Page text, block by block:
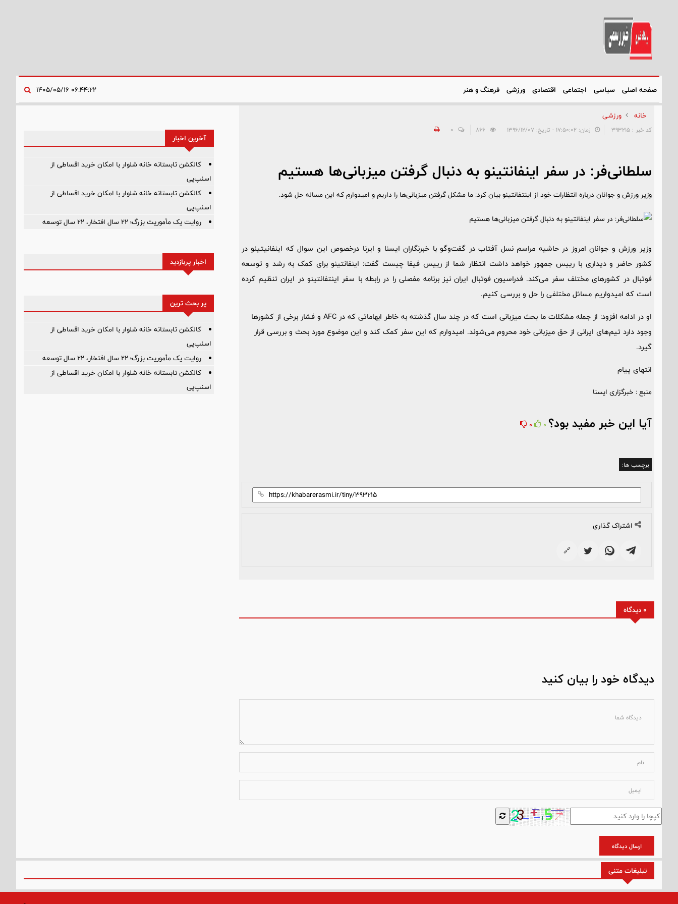
صفحه اصلی سیاسی اجتماعی اقتصادی ورزشی فرهنگ و هنر
خانه ورزشی
کد خبر : 393215 زمان: ۱۷:۵۰:۰۲ - تاریخ: ۱۳۹۶/۱۲/۰۷ 0
سلطانی‌فر: در سفر اینفانتینو به دنبال گرفتن میزبانی‌ها هستیم
وزیر ورزش و جوانان درباره انتظارات خود از اینتفانتینو بیان کرد: ما مشکل گرفتن میزبانی‌ها را داریم و امیدوارم که این مساله حل شود.
وزیر ورزش و جوانان امروز در حاشیه مراسم نسل آفتاب در گفت‌وگو با خبرنگاران ایسنا و ایرنا درخصوص این سوال که اینفانیتینو در
کشور حاضر و دیداری با رییس جمهور خواهد داشت انتظار شما از رییس فیفا چیست گفت: اینفانتینو برای کمک به رشد و توسعه
فوتبال در کشورهای مختلف سفر می‌کند. فدراسیون فوتبال ایران نیز برنامه مفصلی را در رابطه با سفر اینتفانتینو در ایران تنظیم کرده
است که امیدواریم مسائل مختلفی را حل و بررسی کنیم.
او در ادامه افزود: از جمله مشکلات ما بحث میزبانی است که در چند سال گذشته به خاطر ابهاماتی که در AFC و فشار برخی از کشورها
وجود دارد تیم‌های ایرانی از حق میزبانی خود محروم می‌شوند. امیدوارم که این سفر کمک کند و این موضوع مورد بحث و بررسی قرار
گیرد.
انتهای پیام
منبع : خبرگزاری ایسنا
آیا این خبر مفید بود؟ 0
0
برچسب ها:
اشتراک گذاری
🔗
0 دیدگاه
دیدگاه خود را بیان کنید
ارسال دیدگاه
آخرین اخبار
کالکشن تابستانه خانه شلوار با امکان خرید اقساطی از
اسنپ‌پی
کالکشن تابستانه خانه شلوار با امکان خرید اقساطی از
اسنپ‌پی
روایت یک مأموریت بزرگ؛ ۲۲ سال افتخار، ۲۲ سال توسعه
اخبار پربازدید
پر بحث ترین
کالکشن تابستانه خانه شلوار با امکان خرید اقساطی از
اسنپ‌پی
روایت یک مأموریت بزرگ؛ ۲۲ سال افتخار، ۲۲ سال توسعه
کالکشن تابستانه خانه شلوار با امکان خرید اقساطی از
اسنپ‌پی
تبلیغات متنی